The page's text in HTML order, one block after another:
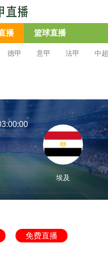
播 篮球直播
德甲 意甲 法甲 中超
埃及
免费直播